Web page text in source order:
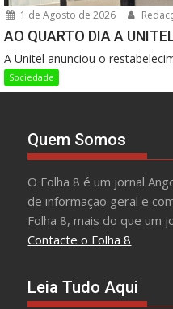
1 de Agosto de 2026
AO QUARTO DIA A
A Unitel anunciou o
Sociedade
Quem Somos
O Folha 8 é um jornal
de informação geral e
Folha 8, mais do que um
Contacte o Folha 8
Leia Tudo Aqui